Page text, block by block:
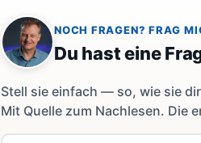
NOCH FRAGEN? FRAG
Du hast eine
Stell sie einfach — so, wie sie
Mit Quelle zum Nachlesen. Die